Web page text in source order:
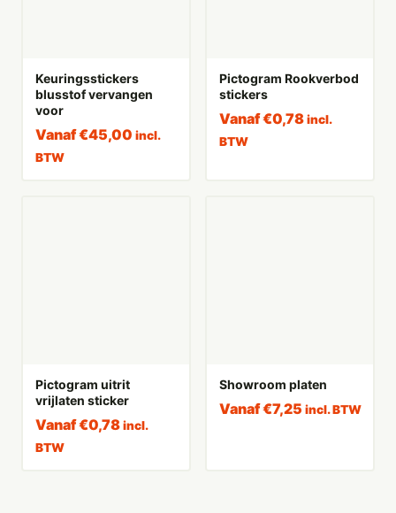
Keuringsstickers
blusstof vervangen
voor
Vanaf€45,00 incl.
BTW
Pictogram Rookverbod
stickers
Vanaf€0,78 incl.
BTW
Pictogram uitrit
vrijlaten sticker
Vanaf€0,78 incl.
BTW
Showroom platen
Vanaf€7,25 incl. BTW